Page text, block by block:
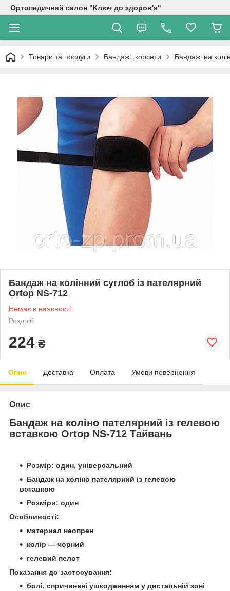
Ортопедичний салон "Ключ до здоров'я"
Товари та послуги Бандажі, корсети Бандажі на
Бандаж на колінний суглоб із пателярний
Ortop NS-712
Немає в наявності
Роздріб
224 ₴
Опис Доставка Оплата Умови повернення
Опис
Бандаж на коліно пателярний із гелевою
вставкою Ortop NS-712 Тайвань
Розмір: один, універсальний
Бандаж на коліно пателярний із гелевою
вставкою
Розміри: один
Особливості:
материал неопрен
колір — чорний
гелевий пелот
Показання до застосування:
болі, спричинені ушкодженням у дистальній зоні